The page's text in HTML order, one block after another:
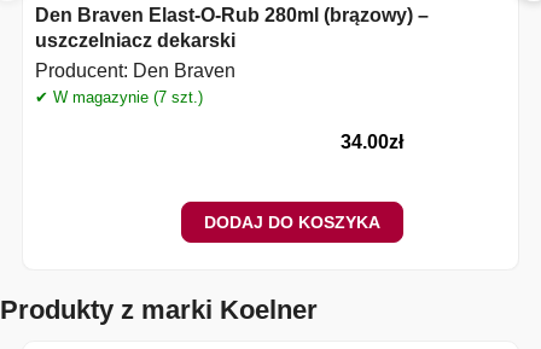
Den Braven Elast-O-Rub 280ml (brązowy) –
uszczelniacz dekarski
Producent: Den Braven
✔ W magazynie (7 szt.)
34.00zł
DODAJ DO KOSZYKA
Produkty z marki Koelner